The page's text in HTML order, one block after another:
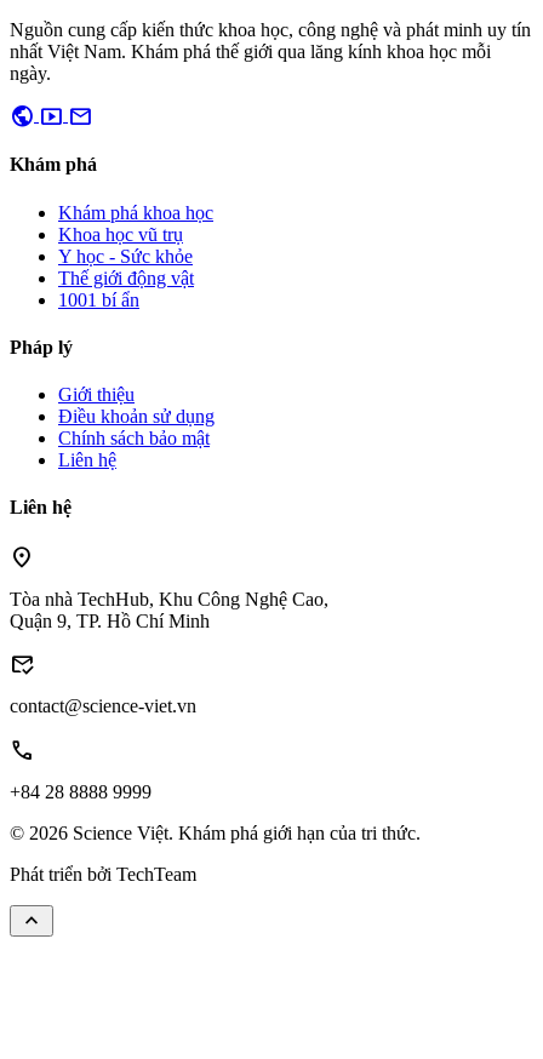
Nguồn cung cấp kiến thức khoa học, công nghệ và phát minh uy tín
nhất Việt Nam. Khám phá thế giới qua lăng kính khoa học mỗi
ngày.
public smart_display mail
Khám phá
Khám phá khoa học
Khoa học vũ trụ
Y học - Sức khỏe
Thế giới động vật
1001 bí ẩn
Pháp lý
Giới thiệu
Điều khoản sử dụng
Chính sách bảo mật
Liên hệ
Liên hệ
location_on
Tòa nhà TechHub, Khu Công Nghệ Cao,
Quận 9, TP. Hồ Chí Minh
mark_email_read
contact@science-viet.vn
call
+84 28 8888 9999
© 2026 Science Việt. Khám phá giới hạn của tri thức.
Phát triển bởi TechTeam
keyboard_arrow_up